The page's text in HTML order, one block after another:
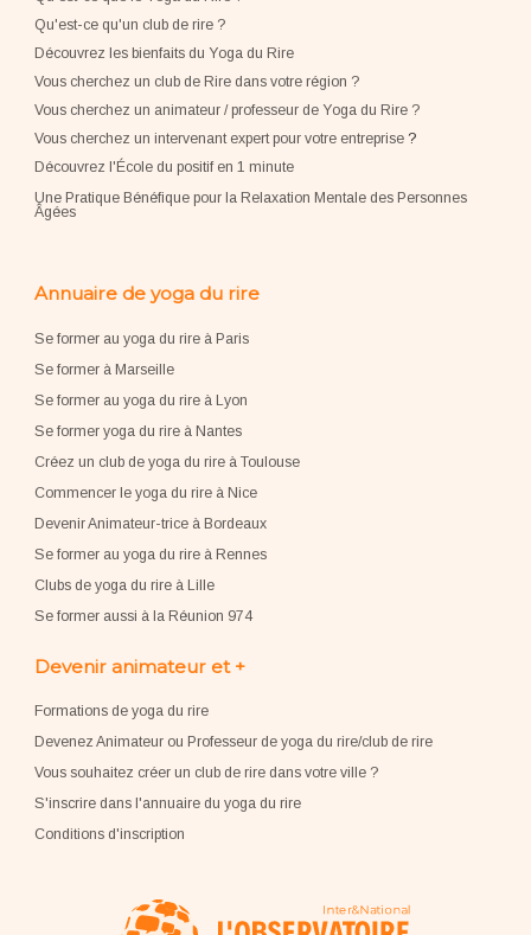
Qu'est-ce qu'un club de rire ?
Découvrez les bienfaits du Yoga du Rire
Vous cherchez un club de Rire dans votre région ?
Vous cherchez un animateur / professeur de Yoga du Rire ?
Vous cherchez un intervenant expert pour votre entreprise?
Découvrez l'École du positif en 1 minute
Une Pratique Bénéfique pour la Relaxation Mentale des Personnes
Âgées
Annuaire de yoga du rire
Se former au yoga du rire à Paris
Se former à Marseille
Se former au yoga du rire à Lyon
Se former yoga du rire à Nantes
Créez un club de yoga du rire à Toulouse
Commencer le yoga du rire à Nice
Devenir Animateur-trice à Bordeaux
Se former au yoga du rire à Rennes
Clubs de yoga du rire à Lille
Se former aussi à la Réunion 974
Devenir animateur et +
Formations de yoga du rire
Devenez Animateur ou Professeur de yoga du rire/club de rire
Vous souhaitez créer un club de rire dans votre ville ?
S'inscrire dans l'annuaire du yoga du rire
Conditions d'inscription